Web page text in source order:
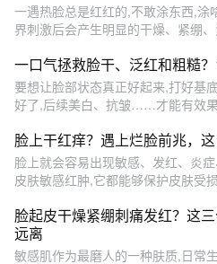
一遇热脸总是红红的,不敢涂东西,涂
界刺激后会产生明显的干燥、紧绷
一口气拯救脸干、泛红和粗糙？
要想让脸部状态真正好起来,打好基
好了,后续美白、抗皱……才能有效
脸上干红痒？遇上烂脸前兆，
脸上就会容易出现敏感、发红、炎
皮肤敏感红肿,它都能够保护皮肤受
脸起皮干燥紧绷刺痛发红？这
远离
敏感肌作为最磨人的一种肤质,日常